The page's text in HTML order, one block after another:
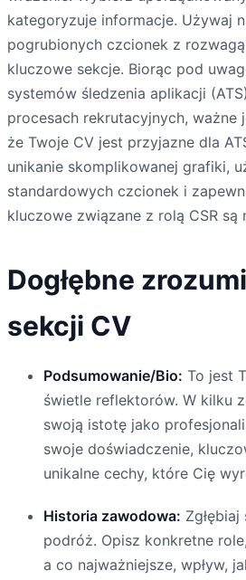
kategoryzuje informacje. Używaj
pogrubionych czcionek z
kluczowe sekcje. Biorąc pod
systemów śledzenia aplikacji
procesach rekrutacyjnych, ważne
że Twoje CV jest przyjazne dla
unikanie skomplikowanej grafiki,
standardowych czcionek i
kluczowe związane z rolą CSR są
Dogłębne
sekcji CV
Podsumowanie/Bio: To jest
świetle reflektorów. W kilku
swoją istotę jako
swoje doświadczenie,
unikalne cechy, które Cię
Historia zawodowa:
podróż. Opisz konkretne
a co najważniejsze, wpływ,